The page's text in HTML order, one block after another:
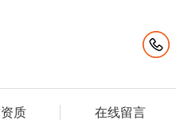
质 在线留言